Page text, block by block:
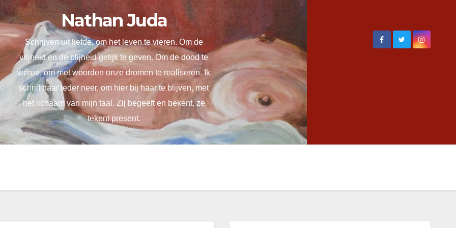
Nathan Juda
Schrijven uit liefde, om het leven te vieren. Om de
vrijheid en de blijheid gelijk te geven. Om de dood te
weren, om met woorden onze dromen te realiseren. Ik
schrijf haar teder neer, om hier bij haar te blijven, met
het lichaam van mijn taal. Zij begeeft en bekent, ze
tekent present.